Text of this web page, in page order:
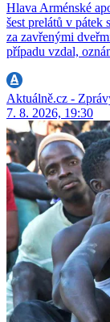
Hlava Arménské
šest prelátů v pátek
za zavřenými
případu vzdal,
Aktuálně.cz -
7. 8. 2026, 19:30